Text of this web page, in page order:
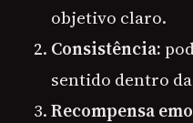
objetivo claro.
Consistência:
sentido dentro
Recompensa